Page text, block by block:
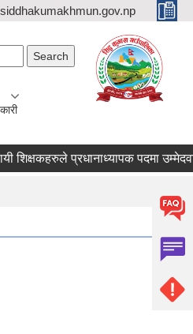
शिक्षकहरुले प्रधानाध्यापक पदमा